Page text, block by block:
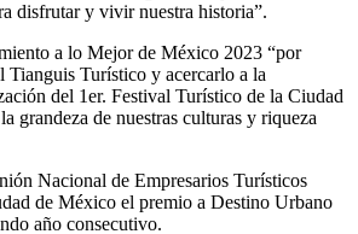
disfrutar y vivir nuestra historia”.
a lo Mejor de México 2023 “por
Tianguis Turístico y acercarlo a la
del 1er. Festival Turístico de la Ciudad
grandeza de nuestras culturas y riqueza
Nacional de Empresarios Turísticos
de México el premio a Destino Urbano
año consecutivo.